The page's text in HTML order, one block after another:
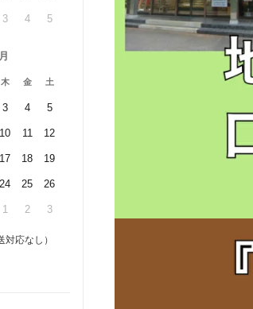
3 4 5
木 金 土
3 4 5
10 11 12
17 18 19
24 25 26
1 2 3
応なし）